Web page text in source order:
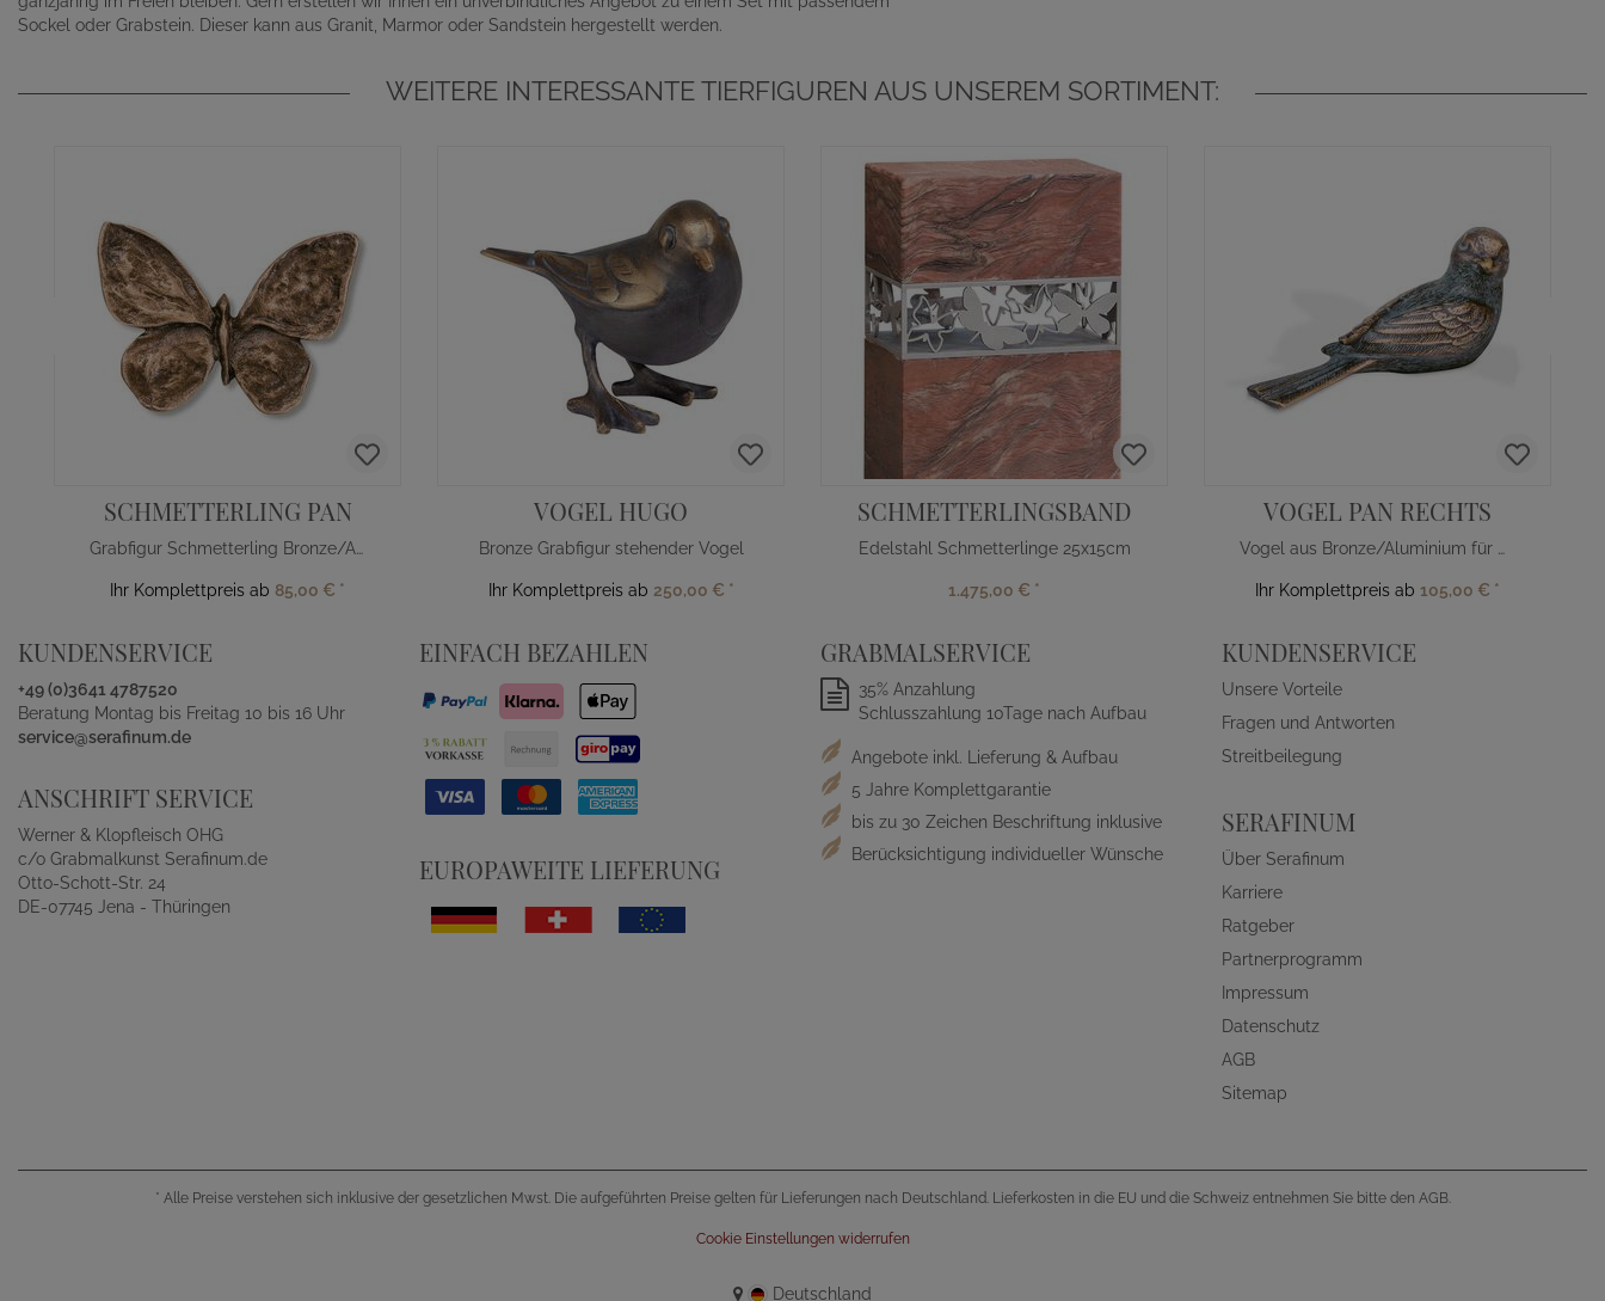
Sockel oder Grabstein. Dieser kann aus Granit, Marmor oder Sandstein hergestellt werden.
WEITERE INTERESSANTE TIERFIGUREN AUS UNSEREM SORTIMENT:
SCHMETTERLING PAN
Grabfigur Schmetterling Bronze/Alu
Ihr Komplettpreis ab 85,00 € *
VOGEL HUGO
Bronze Grabfigur stehender Vogel
Ihr Komplettpreis ab 250,00 € *
SCHMETTERLINGSBAND
Edelstahl Schmetterlinge 25x15cm
1.475,00 € *
VOGEL PAN RECHTS
Vogel aus Bronze/Aluminium für Grab
Ihr Komplettpreis ab 105,00 € *
KUNDENSERVICE
+49 (0)3641 4787520
Beratung Montag bis Freitag 10 bis 16 Uhr
service@serafinum.de
ANSCHRIFT SERVICE
Werner & Klopfleisch OHG
c/o Grabmalkunst Serafinum.de
Otto-Schott-Str. 24
DE-07745 Jena - Thüringen
EINFACH BEZAHLEN
EUROPAWEITE LIEFERUNG
GRABMALSERVICE
35% Anzahlung
Schlusszahlung 10Tage nach Aufbau
Angebote inkl. Lieferung & Aufbau
5 Jahre Komplettgarantie
bis zu 30 Zeichen Beschriftung inklusive
Berücksichtigung individueller Wünsche
KUNDENSERVICE
Unsere Vorteile
Fragen und Antworten
Streitbeilegung
SERAFINUM
Über Serafinum
Karriere
Ratgeber
Partnerprogramm
Impressum
Datenschutz
AGB
Sitemap
* Alle Preise verstehen sich inklusive der gesetzlichen Mwst. Die aufgeführten Preise gelten für Lieferungen nach Deutschland. Lieferkosten in die EU und die Schweiz entnehmen Sie bitte den AGB.
Cookie Einstellungen widerrufen
Deutschland